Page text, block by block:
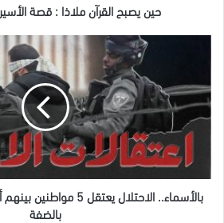
حين يصبح القرآن ملاذا : قصة
5
مواطنين
بينهم
خلال
اقتحامات
بالأسماء.. الاحتلال
بالضفة